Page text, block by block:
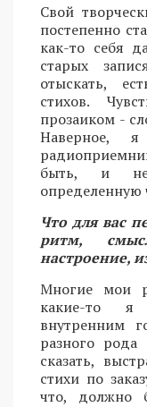
Свой
постепенно
как-то себя
старых
отыскать,
стихов.
прозаиком -
Наверное,
быть, и не
определенную
Что для вас
ритм,
настроение,
Многие мои
какие-то
внутренним
разного рода
сказать,
стихи по
что, должно